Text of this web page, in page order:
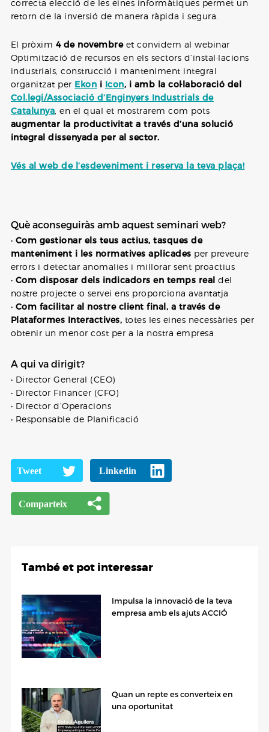
correcta elecció de les eines informàtiques permet un
retorn de la inversió de manera ràpida i segura.
El pròxim 4 de novembreet convidem al webinar
Optimització de recursos en els sectors d’instal·lacions
industrials, construcció i manteniment integral
organitzat per Ekon i Icon, i amb la col·laboració del
Col.legi/Associació d’Enginyers Industrials de
Catalunya , en el qual et mostrarem com pots
augmentar la productivitat a través d’una solució
integral dissenyada per al sector.
Vés al web de l’esdeveniment i reserva la teva plaça!
Què aconseguiràs amb aquest seminari web?
• Com gestionar els teus actius, tasques de
manteniment i les normatives aplicades per preveure
errors i detectar anomalies i millorar sent proactius
• Com disposar dels indicadors en temps real del
nostre projecte o servei ens proporciona avantatja
• Com facilitar al nostre client final, a través de
Plataformes Interactives, totes les eines necessàries per
obtenir un menor cost per a la nostra empresa
A qui va dirigit?
• Director General (CEO)
• Director Financer (CFO)
• Director d’Operacions
• Responsable de Planificació
També et pot interessar
Impulsa la innovació de la teva
empresa amb els ajuts ACCIÓ
Quan un repte es converteix en
una oportunitat